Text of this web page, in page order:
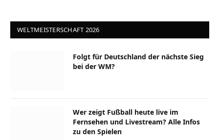
WELTMEISTERSCHAFT 2026
Folgt für Deutschland der nächste Sieg
bei der WM?
Wer zeigt Fußball heute live im
Fernsehen und Livestream? Alle Infos
zu den Spielen